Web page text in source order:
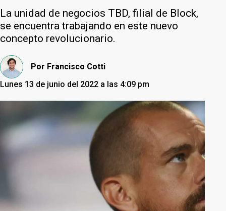
La unidad de negocios TBD, filial de Block,
se encuentra trabajando en este nuevo
concepto revolucionario.
Por Francisco Cotti
Lunes 13 de junio del 2022 a las 4:09 pm